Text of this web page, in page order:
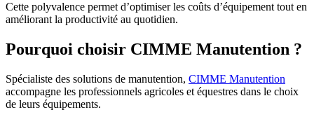
Cette polyvalence permet d’optimiser les coûts d’équipement tout en
améliorant la productivité au quotidien.
Pourquoi choisir CIMME Manutention ?
Spécialiste des solutions de manutention, CIMME Manutention
accompagne les professionnels agricoles et équestres dans le choix
de leurs équipements.